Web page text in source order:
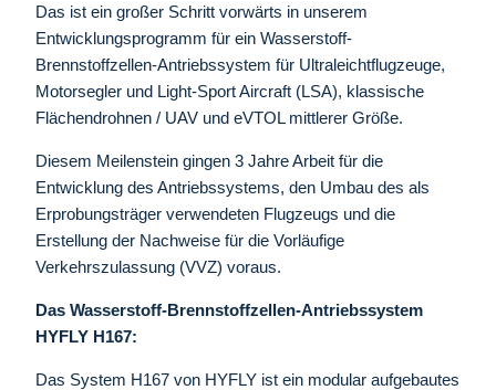
Das ist ein großer Schritt vorwärts in unserem
Entwicklungsprogramm für ein Wasserstoff-
Brennstoffzellen-Antriebssystem für Ultraleichtflugzeuge,
Motorsegler und Light-Sport Aircraft (LSA), klassische
Flächendrohnen / UAV und eVTOL mittlerer Größe.
Diesem Meilenstein gingen 3 Jahre Arbeit für die
Entwicklung des Antriebssystems, den Umbau des als
Erprobungsträger verwendeten Flugzeugs und die
Erstellung der Nachweise für die Vorläufige
Verkehrszulassung (VVZ) voraus.
Das Wasserstoff-Brennstoffzellen-Antriebssystem
HYFLY H167:
Das System H167 von HYFLY ist ein modular aufgebautes